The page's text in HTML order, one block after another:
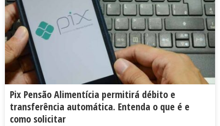
Pix Pensão Alimentícia permitirá débito e
transferência automática. Entenda o que é e
como solicitar